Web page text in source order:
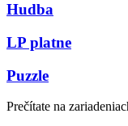
Hudba
LP platne
Puzzle
Prečítate na